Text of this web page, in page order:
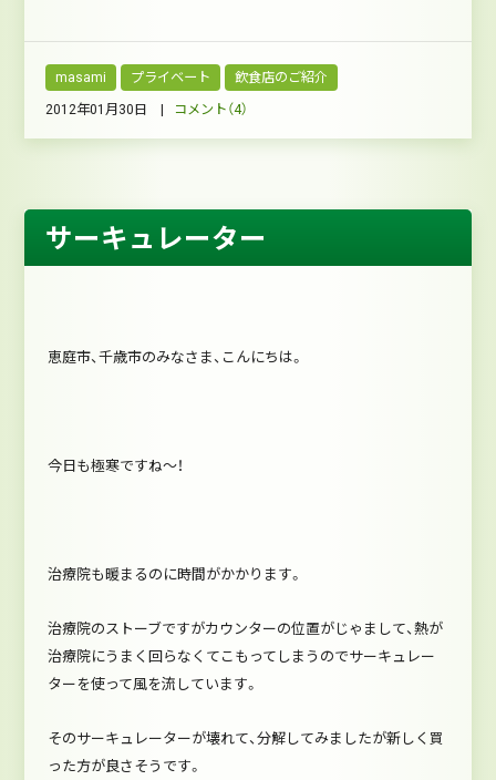
masami プライベート 飲食店のご紹介
2012年01月30日 | コメント（4）
サーキュレーター
恵庭市、千歳市のみなさま、こんにちは。
今日も極寒ですね～！
治療院も暖まるのに時間がかかります。
治療院のストーブですがカウンターの位置がじゃまして、熱が
治療院にうまく回らなくてこもってしまうのでサーキュレー
ターを使って風を流しています。
そのサーキュレーターが壊れて、分解してみましたが新しく買
った方が良さそうです。